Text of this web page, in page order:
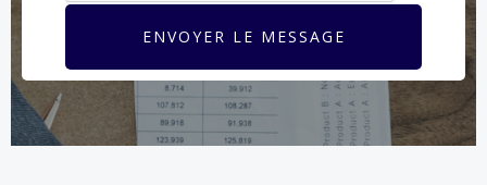
ENVOYER LE MESSAGE